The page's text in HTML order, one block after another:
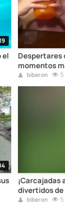
el
Despertares
momentos
biberon
¡Carcajadas
divertidos de
biberon